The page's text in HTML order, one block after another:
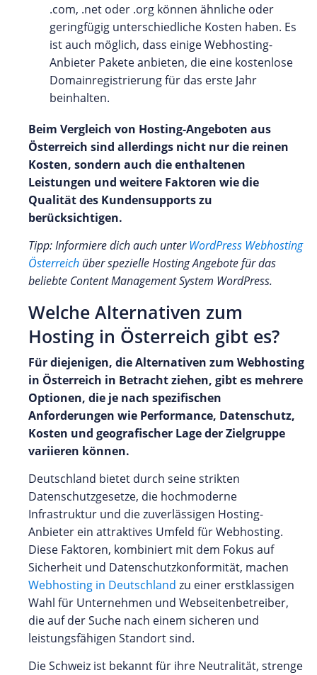
.com, .net oder .org können ähnliche oder
geringfügig unterschiedliche Kosten haben. Es
ist auch möglich, dass einige Webhosting-
Anbieter Pakete anbieten, die eine kostenlose
Domainregistrierung für das erste Jahr
beinhalten.
Beim Vergleich von Hosting-Angeboten aus
Österreich sind allerdings nicht nur die reinen
Kosten, sondern auch die enthaltenen
Leistungen und weitere Faktoren wie die
Qualität des Kundensupports zu
berücksichtigen.
Tipp: Informiere dich auch unterWordPress Webhosting
Österreich über spezielle Hosting Angebote für das
beliebte Content Management System WordPress.
Welche Alternativen zum
Hosting in Österreich gibt es?
Für diejenigen, die Alternativen zum Webhosting
in Österreich in Betracht ziehen, gibt es mehrere
Optionen, die je nach spezifischen
Anforderungen wie Performance, Datenschutz,
Kosten und geografischer Lage der Zielgruppe
variieren können.
Deutschland bietet durch seine strikten
Datenschutzgesetze, die hochmoderne
Infrastruktur und die zuverlässigen Hosting-
Anbieter ein attraktives Umfeld für Webhosting.
Diese Faktoren, kombiniert mit dem Fokus auf
Sicherheit und Datenschutzkonformität, machen
Webhosting in Deutschland zu einer erstklassigen
Wahl für Unternehmen und Webseitenbetreiber,
die auf der Suche nach einem sicheren und
leistungsfähigen Standort sind.
Die Schweiz ist bekannt für ihre Neutralität, strenge